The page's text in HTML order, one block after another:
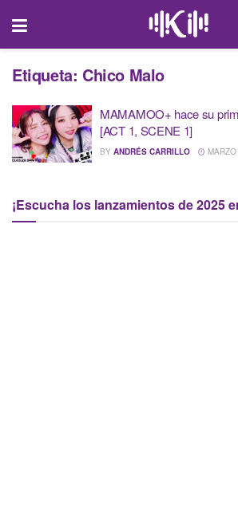
Etiqueta: Chico Malo
MAMAMOO+ hace su
[ACT 1, SCENE 1]
BY ANDRÉS CARRILLO
¡Escucha los lanzamientos de 2025